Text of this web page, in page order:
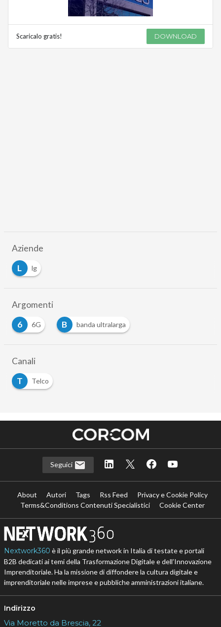
Scaricalo gratis! DOWNLOAD
Aziende
L
lg
Argomenti
6
6G B
banda ultralarga
Canali
T
Telco
Seguici
About Autori Tags Rss Feed
Privacy e Cookie Policy
Terms&Conditions Contenuti Specialistici
Cookie Center
Nextwork360 è il più grande network in Italia di testate e portali
B2B dedicati ai temi della Trasformazione Digitale e dell’Innovazione
Imprenditoriale. Ha la missione di diffondere la cultura digitale e
imprenditoriale nelle imprese e pubbliche amministrazioni italiane.
Indirizzo
Via Moretto da Brescia, 22